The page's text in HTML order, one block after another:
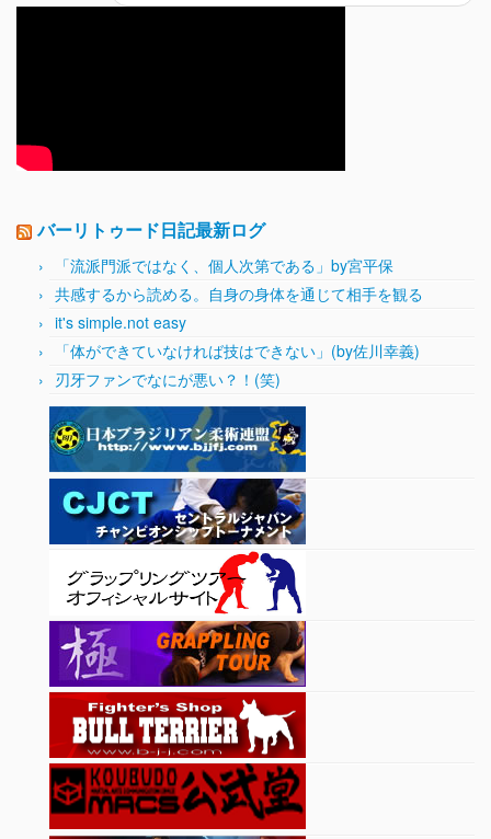
バーリトゥード日記最新ログ
「流派門派ではなく、個人次第である」by宮平保
共感するから読める。自身の身体を通じて相手を観る
it's simple.not easy
「体ができていなければ技はできない」(by佐川幸義)
刃牙ファンでなにが悪い？！(笑)